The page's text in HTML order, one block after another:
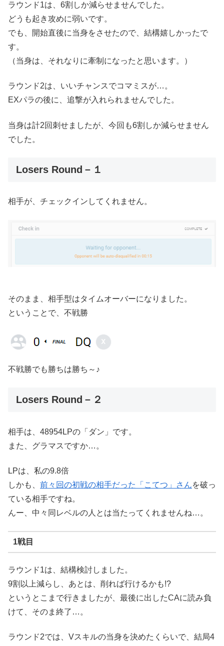
ラウンド1は、6割しか減らせませんでした。
どうも起き攻めに弱いです。
でも、開始直後に当身をさせたので、結構嬉しかったで
す。
（当身は、それなりに牽制になったと思います。）
ラウンド2は、いいチャンスでコマミスが…。
EXパラの後に、追撃が入れられませんでした。
当身は計2回刺せましたが、今回も6割しか減らせません
でした。
Losers Round－１
相手が、チェックインしてくれません。
そのまま、相手型はタイムオーバーになりました。
ということで、不戦勝
不戦勝でも勝ちは勝ち～♪
Losers Round－２
相手は、48954LPの「ダン」です。
また、グラマスですか…。
LPは、私の9.8倍
しかも、 前々回の初戦の相手だった「こてつ」さんを破っ
ている相手ですね。
んー、中々同レベルの人とは当たってくれませんね…。
1戦目
ラウンド1は、結構検討しました。
9割以上減らし、あとは、削れば行けるかも!?
というとこまで行きましたが、最後に出したCAに読み負
けて、そのま終了…。
ラウンド2では、Vスキルの当身を決めたくらいで、結局4